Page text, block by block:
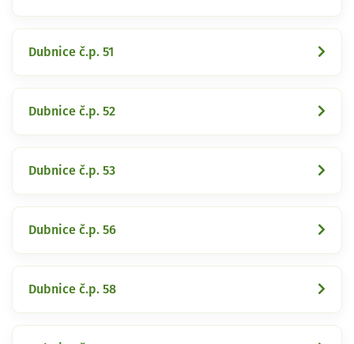
Dubnice č.p. 51
Dubnice č.p. 52
Dubnice č.p. 53
Dubnice č.p. 56
Dubnice č.p. 58